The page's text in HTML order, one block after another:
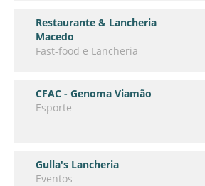
Restaurante & Lancheria
Macedo
Fast-food e Lancheria
CFAC - Genoma Viamão
Esporte
Gulla's Lancheria
Eventos